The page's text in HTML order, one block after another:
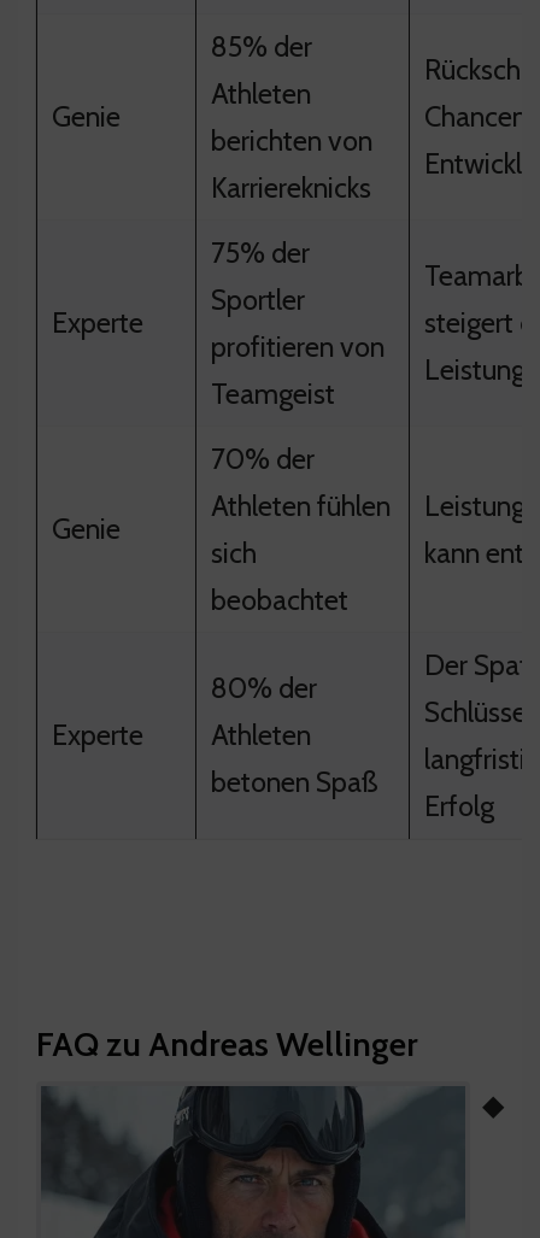
Genie
85% der
Athleten
berichten von
Karriereknicks
Chancen
Experte
75% der
Sportler
profitieren von
Teamgeist
steigert
Leistung
Genie
70% der
Athleten fühlen
sich
beobachtet
kann
Experte
80% der
Athleten
betonen Spaß
Der
Erfolg
FAQ zu Andreas Wellinger
◆